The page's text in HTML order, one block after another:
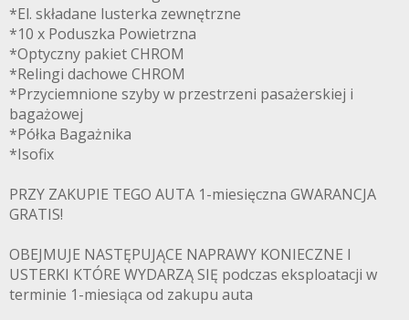
*El. składane lusterka zewnętrzne
*10 x Poduszka Powietrzna
*Optyczny pakiet CHROM
*Relingi dachowe CHROM
*Przyciemnione szyby w przestrzeni pasażerskiej i
bagażowej
*Półka Bagażnika
*Isofix
PRZY ZAKUPIE TEGO AUTA 1-miesięczna GWARANCJA
GRATIS!
OBEJMUJE NASTĘPUJĄCE NAPRAWY KONIECZNE I
USTERKI KTÓRE WYDARZĄ SIĘ podczas eksploatacji w
terminie 1-miesiąca od zakupu auta